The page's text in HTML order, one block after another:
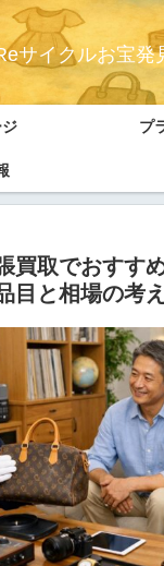
サイクルお宝発
ジ プ
買取でおすす
目と相場の考